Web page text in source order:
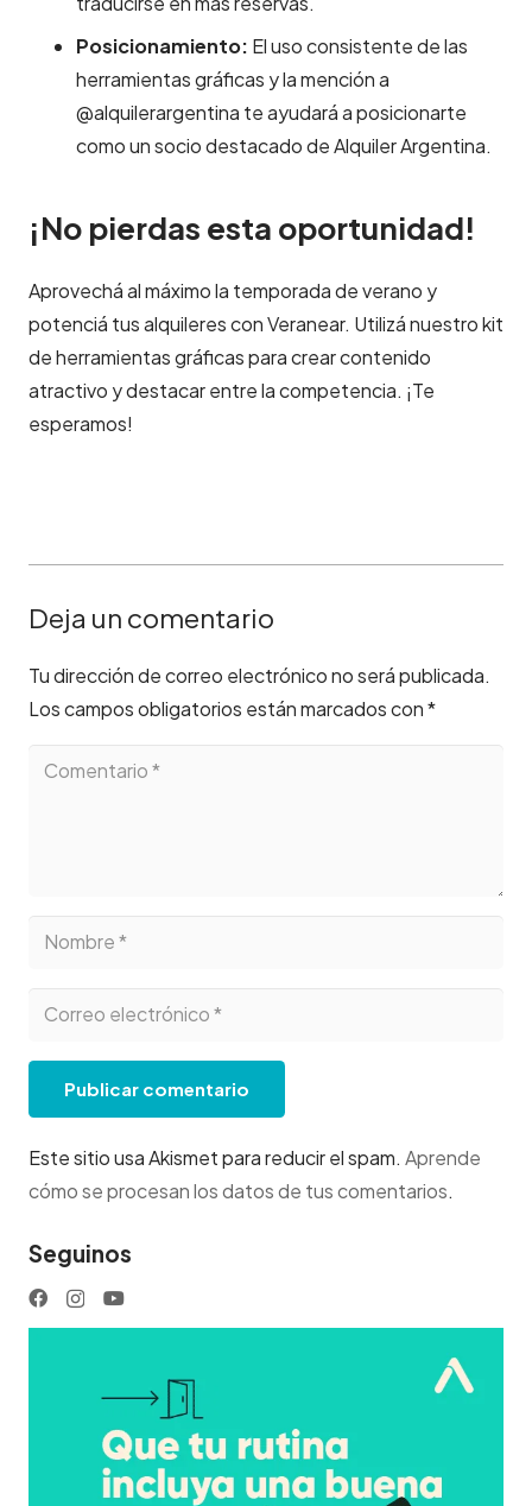
Posicionamiento: El uso consistente de las
herramientas gráficas y la mención a
@alquilerargentina te ayudará a posicionarte
como un socio destacado de Alquiler Argentina.
¡No pierdas esta oportunidad!
Aprovechá al máximo la temporada de verano y
potenciá tus alquileres con Veranear. Utilizá nuestro kit
de herramientas gráficas para crear contenido
atractivo y destacar entre la competencia. ¡Te
esperamos!
Deja un comentario
Tu dirección de correo electrónico no será publicada.
Los campos obligatorios están marcados con*
Publicar comentario
Este sitio usa Akismet para reducir el spam. Aprende
cómo se procesan los datos de tus comentarios.
Seguinos